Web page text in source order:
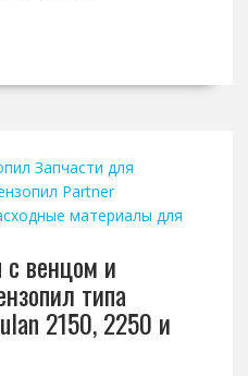
Запчасти для
Partner
материалы для
с венцом и
типа
2150, 2250 и